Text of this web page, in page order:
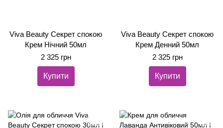
Viva Beauty Секрет спокою
Крем Нічний 50мл
2 325 грн
Купити
Viva Beauty Секрет спокою
Крем Денний 50мл
2 325 грн
Купити